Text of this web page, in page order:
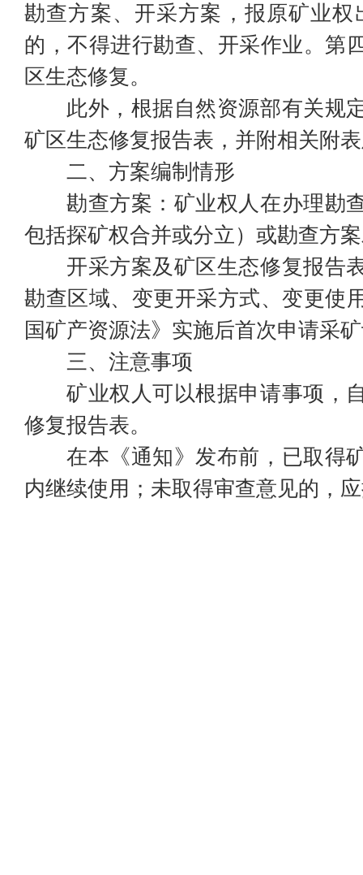
勘查方案、开采方案，报原矿业
的，不得进行勘查、开采作业。第
区生态修复。
此外，根据自然资源部有关规
矿区生态修复报告表，并附相关附
二、方案编制情形
勘查方案：矿业权人在办理勘
包括探矿权合并或分立）或勘查方
开采方案及矿区生态修复报告
勘查区域、变更开采方式、变更使
国矿产资源法》实施后首次申请采
三、注意事项
矿业权人可以根据申请事项，
修复报告表。
在本《通知》发布前，已取得
内继续使用；未取得审查意见的，